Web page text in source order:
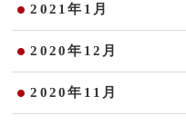
2021年1月
2020年12月
2020年11月